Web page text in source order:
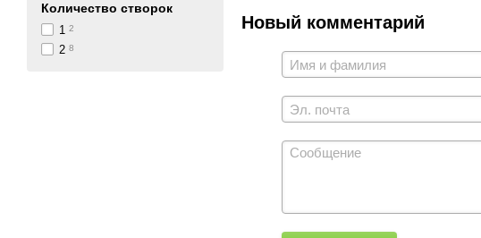
Новый комментарий
Количество створок
1 2
2 8